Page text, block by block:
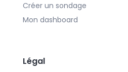
Créer un sondage
Mon dashboard
Légal